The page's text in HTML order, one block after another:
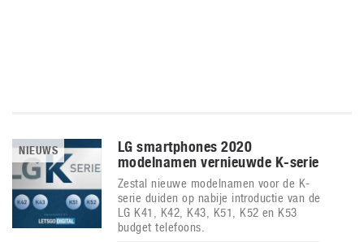
NIEUWS
LG smartphones 2020
modelnamen vernieuwde K-serie
Zestal nieuwe modelnamen voor de K-
serie duiden op nabije introductie van de
LG K41, K42, K43, K51, K52 en K53
budget telefoons.